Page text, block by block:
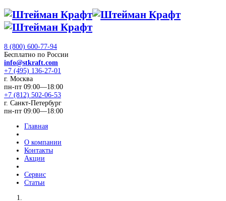
8 (800) 600-77-94
Бесплатно по России
info@stkraft.com
+7 (495) 136-27-01
г. Москва
пн-пт 09:00—18:00
+7 (812) 502-06-53
г. Санкт-Петербург
пн-пт 09:00—18:00
Главная
О компании
Контакты
Акции
Сервис
Статьи